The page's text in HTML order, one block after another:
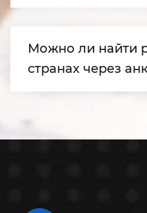
Можно ли найти
странах через